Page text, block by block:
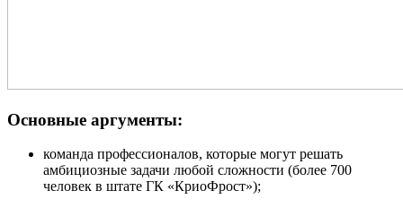
Основные аргументы:
команда профессионалов, которые могут решать
амбициозные задачи любой сложности (более 700
человек в штате ГК «КриоФрост»);